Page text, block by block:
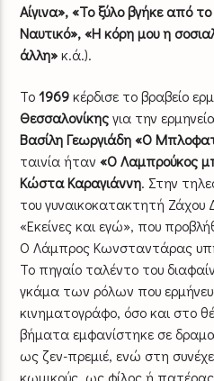
Αίγινα», «Το ξύλο βγήκε από
Ναυτικό», «Η κόρη μου η
άλλη»κ.ά.).
Το1969κέρδισε το βραβείο
Θεσσαλονίκηςγια την
Βασίλη Γεωργιάδη «Ο
ταινία ήταν«Ο Λαμπρούκος
Κώστα Καραγιάννη. Στην
του γυναικοκατακτητή Ζάχου
«Εκείνες και εγώ», που
Ο Λάμπρος Κωνσταντάρας
Το πηγαίο ταλέντο του
γκάμα των ρόλων που
κινηματογράφο, όσο και στο
βήματα εμφανίστηκε σε
ως ζεν-πρεμιέ, ενώ στη
κωμικούς, ως φίλος ή